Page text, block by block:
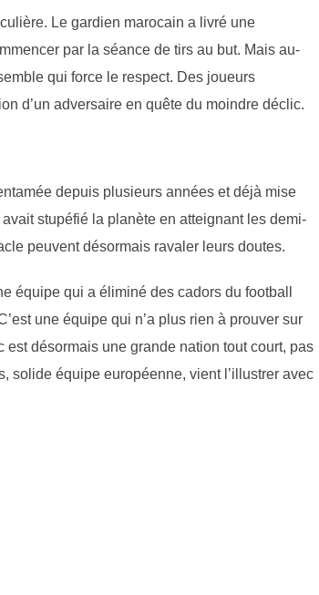
Le gardien marocain a livré une
par la séance de tirs au but. Mais au-
qui force le respect. Des joueurs
d’un adversaire en quête du moindre déclic.
depuis plusieurs années et déjà mise
stupéfié la planète en atteignant les demi-
peuvent désormais ravaler leurs doutes.
équipe qui a éliminé des cadors du football
une équipe qui n’a plus rien à prouver sur
est désormais une grande nation tout court, pas
solide équipe européenne, vient l’illustrer avec